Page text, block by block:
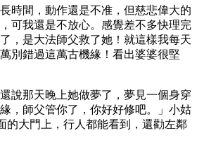
時間，動作還是不准，但慈悲偉大的
可我還是不放心。感覺差不多快理完
，是大法師父救了她！就這樣我每天
別錯過這萬古機緣！看出婆婆很堅
說那天晚上她做夢了，夢見一個身穿
，師父管你了，你好好修吧。」小姑
的大門上，行人都能看到，還勸左鄰